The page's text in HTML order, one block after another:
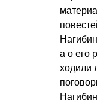
а о его
ходили